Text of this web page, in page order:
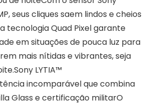
seus cliques saem lindos e cheios
tecnologia Quad Pixel garante
em situações de pouca luz para
mais nítidas e vibrantes, seja
LYTIA™
incomparável que combina
Glass e certificação militarO